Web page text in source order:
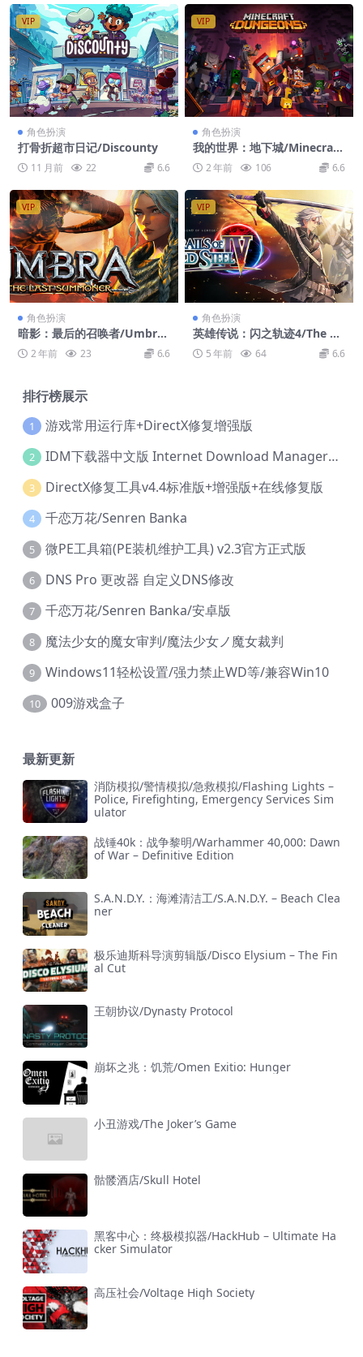
VIP
角色扮演
打骨折超市日记/Discounty
11 月前 22 6.6
VIP
角色扮演
我的世界：地下城/Minecraft:
Dungeons
2 年前 106 6.6
VIP
角色扮演
暗影：最后的召唤者/Umbra:
The Last Summoner
2 年前 23 6.6
VIP
角色扮演
英雄传说：闪之轨迹4/The Le
gend of Heroes: Trails of C
old Steel IV
5 年前 64 6.6
排行榜展示
1 游戏常用运行库+DirectX修复增强版
2 IDM下载器中文版 Internet Download Manager v6.42.36 IDM
3 DirectX修复工具v4.4标准版+增强版+在线修复版
4 千恋万花/Senren Banka
5 微PE工具箱(PE装机维护工具) v2.3官方正式版
6 DNS Pro 更改器 自定义DNS修改
7 千恋万花/Senren Banka/安卓版
8 魔法少女的魔女审判/魔法少女ノ魔女裁判
9 Windows11轻松设置/强力禁止WD等/兼容Win10
10 009游戏盒子
最新更新
消防模拟/警情模拟/急救模拟/Flashing Lights –
Police, Firefighting, Emergency Services Sim
ulator
战锤40k：战争黎明/Warhammer 40,000: Dawn
of War – Definitive Edition
S.A.N.D.Y.：海滩清洁工/S.A.N.D.Y. – Beach Clea
ner
极乐迪斯科导演剪辑版/Disco Elysium – The Fin
al Cut
王朝协议/Dynasty Protocol
崩坏之兆：饥荒/Omen Exitio: Hunger
小丑游戏/The Joker’s Game
骷髅酒店/Skull Hotel
黑客中心：终极模拟器/HackHub – Ultimate Ha
cker Simulator
高压社会/Voltage High Society